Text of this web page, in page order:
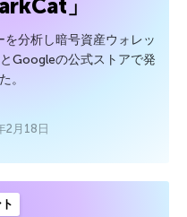
」
分析し暗号資産ウォレッ
Googleの公式ストアで発
。
2月18日